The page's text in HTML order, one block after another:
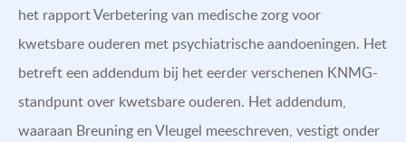
het rapport Verbetering van medische zorg voor
kwetsbare ouderen met psychiatrische aandoeningen. Het
betreft een addendum bij het eerder verschenen KNMG-
standpunt over kwetsbare ouderen. Het addendum,
waaraan Breuning en Vleugel meeschreven, vestigt onder